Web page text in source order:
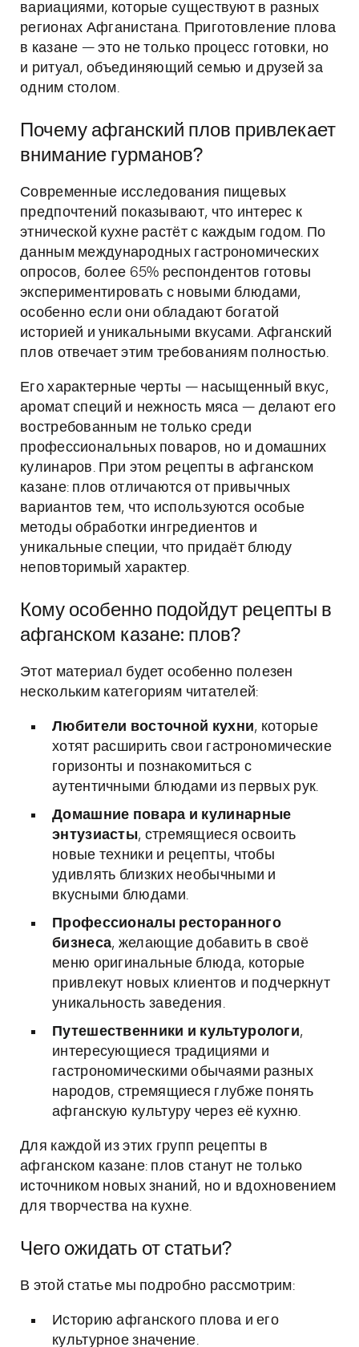
вариациями, которые существуют в разных
регионах Афганистана. Приготовление плова
в казане — это не только процесс готовки, но
и ритуал, объединяющий семью и друзей за
одним столом.
Почему афганский плов привлекает
внимание гурманов?
Современные исследования пищевых
предпочтений показывают, что интерес к
этнической кухне растёт с каждым годом. По
данным международных гастрономических
опросов, более 65% респондентов готовы
экспериментировать с новыми блюдами,
особенно если они обладают богатой
историей и уникальными вкусами. Афганский
плов отвечает этим требованиям полностью.
Его характерные черты — насыщенный вкус,
аромат специй и нежность мяса — делают его
востребованным не только среди
профессиональных поваров, но и домашних
кулинаров. При этом рецепты в афганском
казане: плов отличаются от привычных
вариантов тем, что используются особые
методы обработки ингредиентов и
уникальные специи, что придаёт блюду
неповторимый характер.
Кому особенно подойдут рецепты в
афганском казане: плов?
Этот материал будет особенно полезен
нескольким категориям читателей:
Любители восточной кухни, которые
хотят расширить свои гастрономические
горизонты и познакомиться с
аутентичными блюдами из первых рук.
Домашние повара и кулинарные
энтузиасты, стремящиеся освоить
новые техники и рецепты, чтобы
удивлять близких необычными и
вкусными блюдами.
Профессионалы ресторанного
бизнеса, желающие добавить в своё
меню оригинальные блюда, которые
привлекут новых клиентов и подчеркнут
уникальность заведения.
Путешественники и культурологи,
интересующиеся традициями и
гастрономическими обычаями разных
народов, стремящиеся глубже понять
афганскую культуру через её кухню.
Для каждой из этих групп рецепты в
афганском казане: плов станут не только
источником новых знаний, но и вдохновением
для творчества на кухне.
Чего ожидать от статьи?
В этой статье мы подробно рассмотрим:
Историю афганского плова и его
культурное значение.